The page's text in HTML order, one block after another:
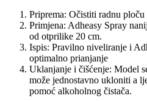
Priprema: Očistiti radnu
Primjena: Adheasy Spray
od otprilike 20 cm.
Ispis: Pravilno niveliranje i
optimalno prianjanje
Uklanjanje i čišćenje: Model
može jednostavno ukloniti a
pomoć alkoholnog čistača.